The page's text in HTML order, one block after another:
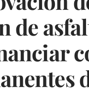
de